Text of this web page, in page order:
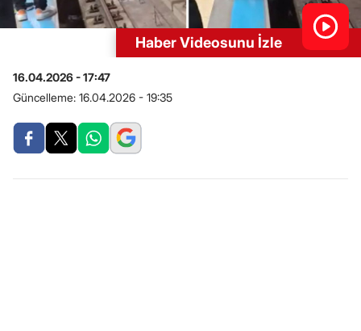
Haber Videosunu İzle
16.04.2026 - 17:47
Güncelleme: 16.04.2026 - 19:35